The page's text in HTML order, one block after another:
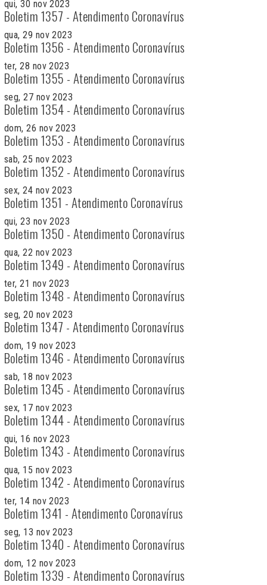
qui, 30 nov 2023
Boletim 1357 - Atendimento Coronavírus
qua, 29 nov 2023
Boletim 1356 - Atendimento Coronavírus
ter, 28 nov 2023
Boletim 1355 - Atendimento Coronavírus
seg, 27 nov 2023
Boletim 1354 - Atendimento Coronavírus
dom, 26 nov 2023
Boletim 1353 - Atendimento Coronavírus
sab, 25 nov 2023
Boletim 1352 - Atendimento Coronavírus
sex, 24 nov 2023
Boletim 1351 - Atendimento Coronavírus
qui, 23 nov 2023
Boletim 1350 - Atendimento Coronavírus
qua, 22 nov 2023
Boletim 1349 - Atendimento Coronavírus
ter, 21 nov 2023
Boletim 1348 - Atendimento Coronavírus
seg, 20 nov 2023
Boletim 1347 - Atendimento Coronavírus
dom, 19 nov 2023
Boletim 1346 - Atendimento Coronavírus
sab, 18 nov 2023
Boletim 1345 - Atendimento Coronavírus
sex, 17 nov 2023
Boletim 1344 - Atendimento Coronavírus
qui, 16 nov 2023
Boletim 1343 - Atendimento Coronavírus
qua, 15 nov 2023
Boletim 1342 - Atendimento Coronavírus
ter, 14 nov 2023
Boletim 1341 - Atendimento Coronavírus
seg, 13 nov 2023
Boletim 1340 - Atendimento Coronavírus
dom, 12 nov 2023
Boletim 1339 - Atendimento Coronavírus